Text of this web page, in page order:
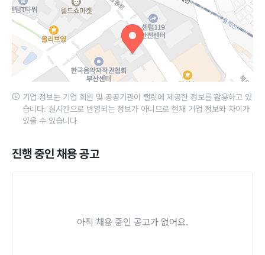
기업 정보는 기업 회원 및 공공기관이 랠릿에 제공한 정보를 활용하고 있
습니다. 실시간으로 반영되는 정보가 아니므로 현재 기업 정보와 차이가
있을 수 있습니다
진행 중인 채용 공고
아직 채용 중인 공고가 없어요.